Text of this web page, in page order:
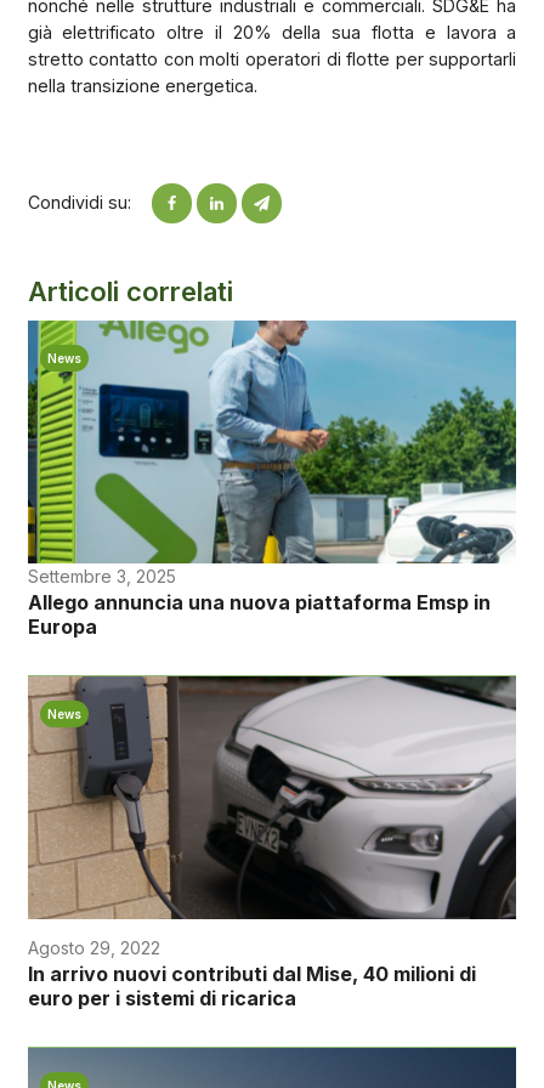
nonché nelle strutture industriali e commerciali. SDG&E ha
già elettrificato oltre il 20% della sua flotta e lavora a
stretto contatto con molti operatori di flotte per supportarli
nella transizione energetica.
Condividi su:
Articoli correlati
News
Settembre 3, 2025
Allego annuncia una nuova piattaforma Emsp in
Europa
News
Agosto 29, 2022
In arrivo nuovi contributi dal Mise, 40 milioni di
euro per i sistemi di ricarica